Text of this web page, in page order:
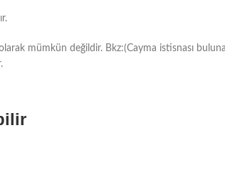
mümkün değildir. Bkz:(Cayma istisnası